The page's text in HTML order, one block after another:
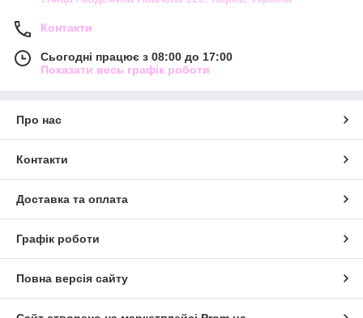
Контакти
Сьогодні працює з 08:00 до 17:00
Показати весь графік роботи
Про нас
Контакти
Доставка та оплата
Графік роботи
Повна версія сайту